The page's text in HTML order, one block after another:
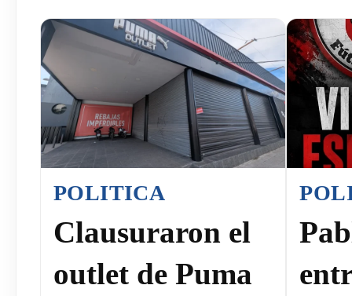
POLITICA
Clausuraron el
outlet de Puma